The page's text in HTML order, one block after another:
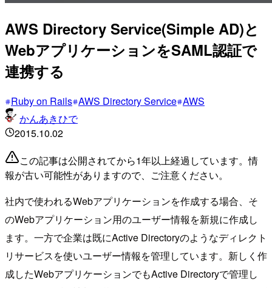
AWS Directory Service(Simple AD)と
WebアプリケーションをSAML認証で
連携する
Ruby on Rails AWS Directory Service AWS
かんあきひで
2015.10.02
この記事は公開されてから1年以上経過しています。情
報が古い可能性がありますので、ご注意ください。
社内で使われるWebアプリケーションを作成する場合、そ
のWebアプリケーション用のユーザー情報を新規に作成し
ます。一方で企業は既にActive Directoryのようなディレクト
リサービスを使いユーザー情報を管理しています。新しく作
成したWebアプリケーションでもActive Directoryで管理し